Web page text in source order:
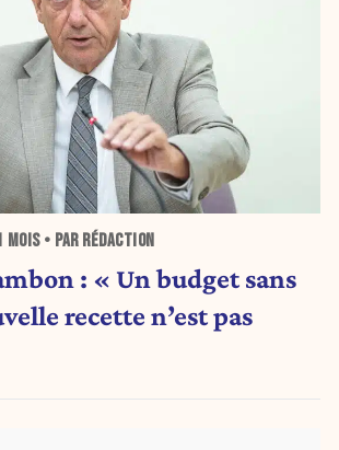
MOIS• PAR RÉDACTION
: « Un budget sans
recette n’est pas